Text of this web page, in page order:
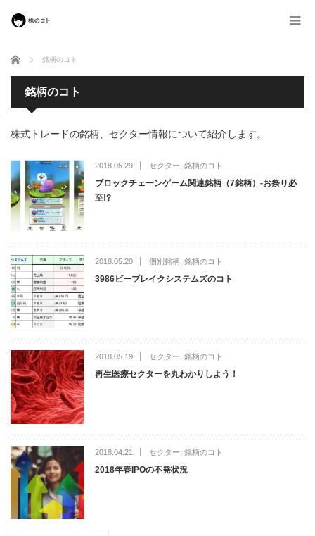
ホーム 銘柄のコト
銘柄のコト
株式トレードの銘柄、セクター情報について紹介します。
2018.05.29 セクター 銘柄のコト
ブロックチェーンゲーム関連銘柄（7銘柄）-お祭り必
至!?
2018.05.20 個別銘柄 銘柄のコト
3986ビーブレイクシステムズのコト
2018.05.19 セクター 銘柄のコト
再生医療セクターを丸わかりしよう！
2018.04.21 セクター 銘柄のコト
2018年春IPOの不発状況